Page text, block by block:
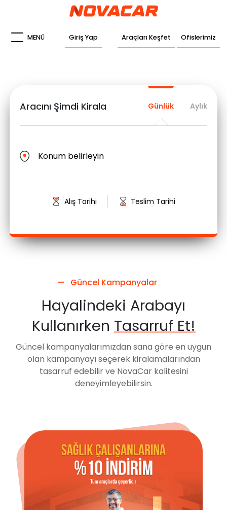
MENÜ Giriş Yap Araçları Keşfet Ofislerimiz
Aracını Şimdi Kirala Günlük Aylık
Konum belirleyin
Alış Tarihi Teslim Tarihi
Havalimanı
İstanbul Ataşehir
Metropol AVM
Mersin Şehir
lokasyona
iade et.
Güncel Kampanyalar
Hayalindeki Arabayı
Kullanırken Tasarruf Et!
Güncel kampanyalarımızdan sana göre en uygun
olan kampanyayı seçerek kiralamalarından
tasarruf edebilir ve NovaCar kalitesini
deneyimleyebilirsin.